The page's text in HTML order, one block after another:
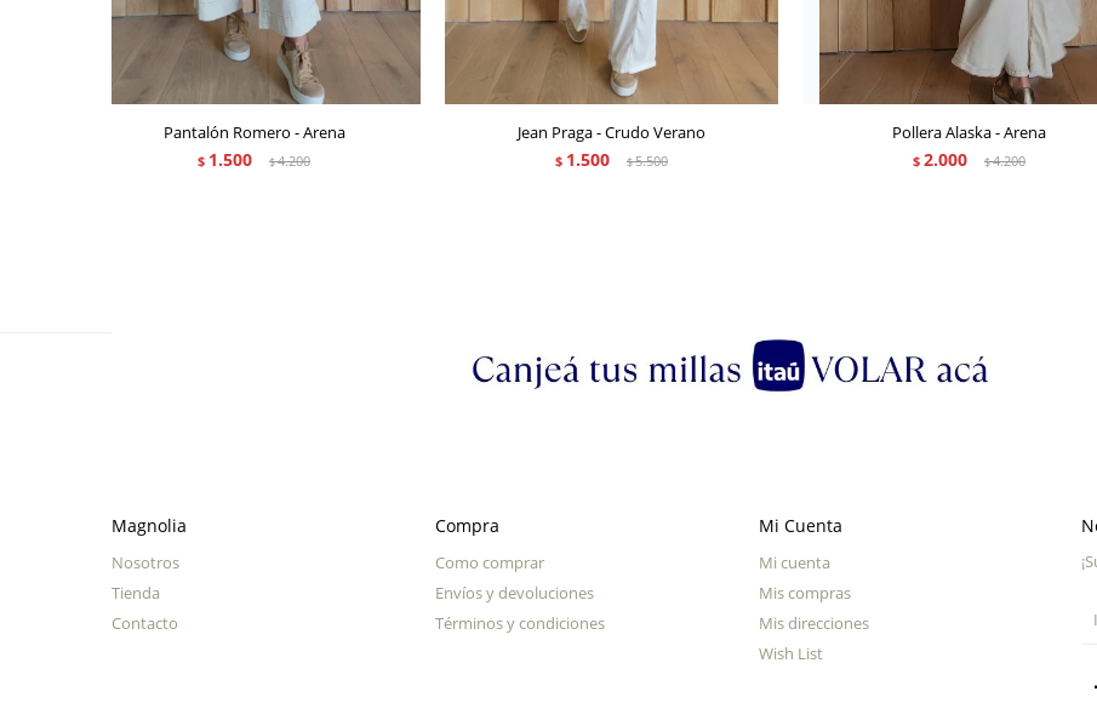
Pantalón Romero - Arena
$ 1.500 $4.200
Jean Praga - Crudo Verano
$ 1.500 $5.500
Pollera Alaska - Arena
$ 2.000 $4.200
Magnolia
Nosotros
Tienda
Contacto
Compra
Como comprar
Envíos y devoluciones
Términos y condiciones
Mi Cuenta
Mi cuenta
Mis compras
Mis direcciones
Wish List